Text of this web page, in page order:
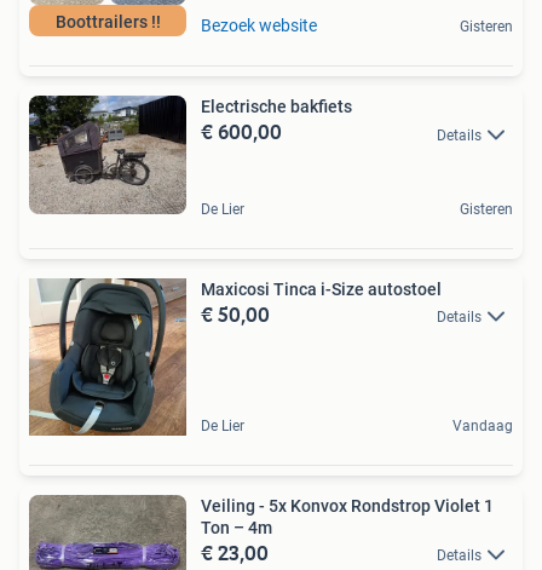
Boottrailers !! Bezoek website Gisteren
Electrische bakfiets
€ 600,00 Details
De Lier Gisteren
Maxicosi Tinca i-Size autostoel
€ 50,00 Details
De Lier Vandaag
Veiling - 5x Konvox Rondstrop Violet 1
Ton – 4m
€ 23,00 Details